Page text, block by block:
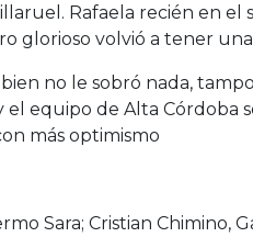
Rafaela recién en
glorioso volvió a tener
bien no le sobró nada,
equipo de Alta Córdoba
más optimismo
Sara; Cristian Chimino,